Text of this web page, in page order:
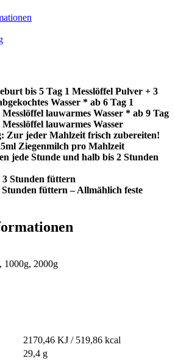
bis 5 Tag 1 Messlöffel Pulver + 3
Wasser * ab 6 Tag 1
lauwarmes Wasser * ab 9 Tag
lauwarmes Wasser
Zur jeder Mahlzeit frisch zubereiten!
Ziegenmilch pro Mahlzeit
jede Stunde und halb bis 2 Stunden
3 Stunden füttern
Stunden füttern – Allmählich feste
1000g, 2000g
2170,46 KJ / 519,86 kcal
29,4 g